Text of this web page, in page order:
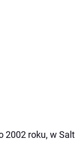
2002 roku, w Salt